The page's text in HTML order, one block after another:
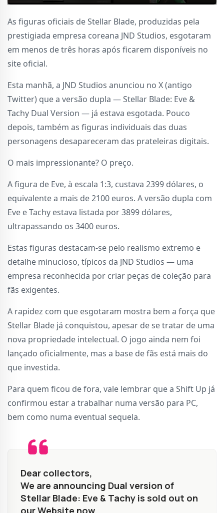
As figuras oficiais de Stellar Blade, produzidas pela
prestigiada empresa coreana JND Studios, esgotaram
em menos de três horas após ficarem disponíveis no
site oficial.
Esta manhã, a JND Studios anunciou no X (antigo
Twitter) que a versão dupla — Stellar Blade: Eve &
Tachy Dual Version — já estava esgotada. Pouco
depois, também as figuras individuais das duas
personagens desapareceram das prateleiras digitais.
O mais impressionante? O preço.
A figura de Eve, à escala 1:3, custava 2399 dólares, o
equivalente a mais de 2100 euros. A versão dupla com
Eve e Tachy estava listada por 3899 dólares,
ultrapassando os 3400 euros.
Estas figuras destacam-se pelo realismo extremo e
detalhe minucioso, típicos da JND Studios — uma
empresa reconhecida por criar peças de coleção para
fãs exigentes.
A rapidez com que esgotaram mostra bem a força que
Stellar Blade já conquistou, apesar de se tratar de uma
nova propriedade intelectual. O jogo ainda nem foi
lançado oficialmente, mas a base de fãs está mais do
que investida.
Para quem ficou de fora, vale lembrar que a Shift Up já
confirmou estar a trabalhar numa versão para PC,
bem como numa eventual sequela.
Dear collectors,
We are announcing Dual version of
Stellar Blade: Eve & Tachy is sold out on